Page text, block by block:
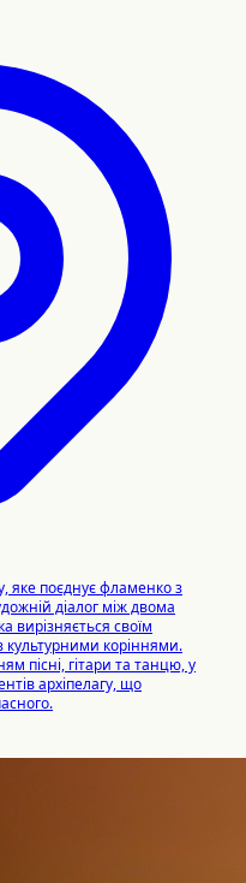
яке поєднує фламенко з
діалог між двома
вирізняється своїм
культурними коріннями.
пісні, гітари та танцю, у
архіпелагу, що